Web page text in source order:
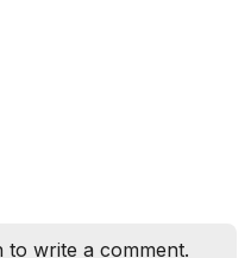
to write a comment.